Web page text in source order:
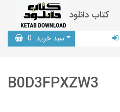
کتاب دانلود
سبد خرید 0
B0D3FPXZW3